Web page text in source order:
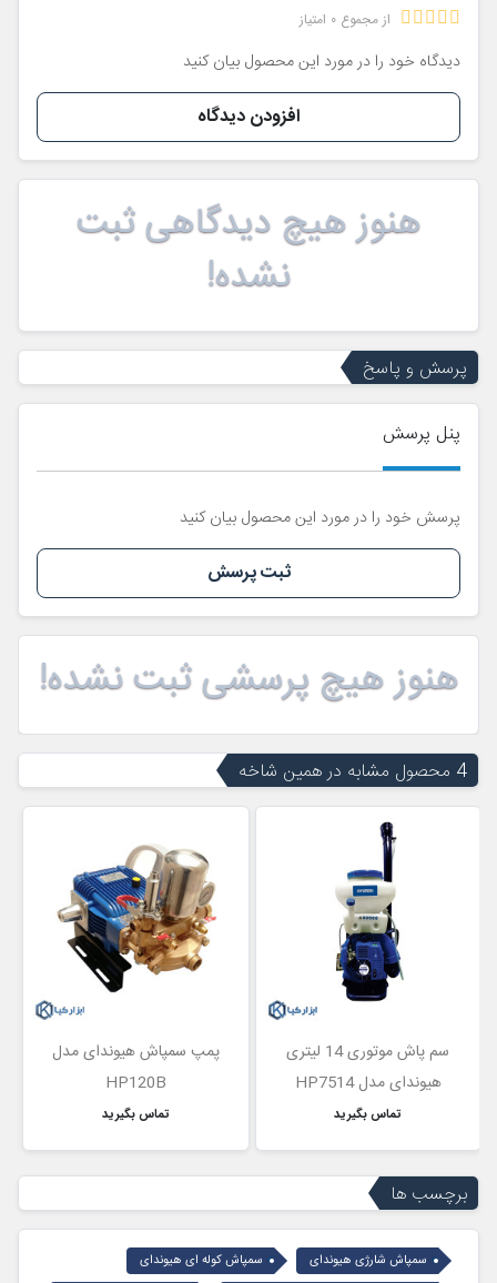
از مجموع 0 امتیاز
دیدگاه خود را در مورد این محصول بیان کنید
افزودن دیدگاه
هنوز هیچ دیدگاهی ثبت
نشده!
پرسش و پاسخ
پنل پرسش
پرسش خود را در مورد این محصول بیان کنید
ثبت پرسش
هنوز هیچ پرسشی ثبت نشده!
4 محصول مشابه در همین شاخه
سم پاش موتوری 14 لیتری
هیوندای مدل HP7514
تماس بگیرید
پمپ سمپاش هیوندای مدل
HP120B
تماس بگیرید
برچسب ها
سمپاش شارژی هیوندای
سمپاش کوله ای هیوندای